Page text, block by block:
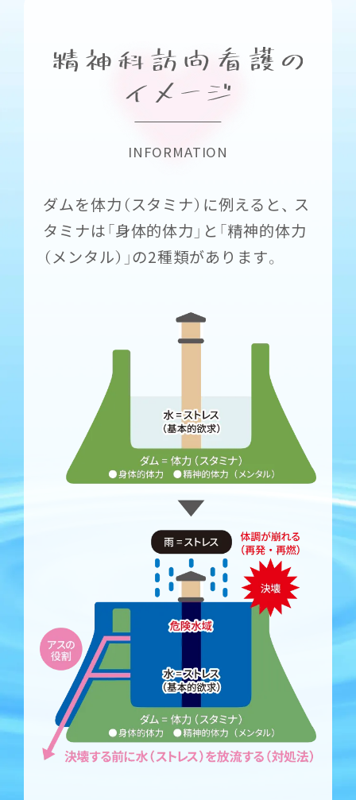
INFORMATION
ダムを体力（スタミナ）に例えると、 ス
タミナは「身体的体力」と「精神的体力
（メンタル）」の2種類があります。